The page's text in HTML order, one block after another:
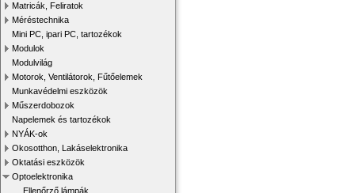
Matricák, Feliratok
Méréstechnika
Mini PC, ipari PC, tartozékok
Modulok
Modulvilág
Motorok, Ventilátorok, Fűtőelemek
Munkavédelmi eszközök
Műszerdobozok
Napelemek és tartozékok
NYÁK-ok
Okosotthon, Lakáselektronika
Oktatási eszközök
Optoelektronika
Ellenőrző lámpák